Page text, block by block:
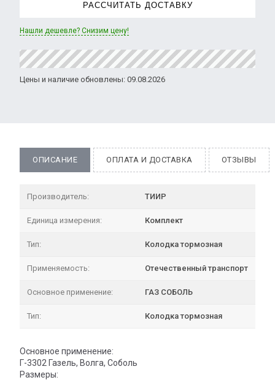
РАССЧИТАТЬ ДОСТАВКУ
Нашли дешевле? Снизим цену!
Цены и наличие обновлены: 09.08.2026
ОПИСАНИЕ ОПЛАТА И ДОСТАВКА ОТЗЫВЫ
Производитель: ТИИР
Единица измерения: Комплект
Тип: Колодка тормозная
Применяемость: Отечественный транспорт
Основное применение: ГАЗ СОБОЛЬ
Тип: Колодка тормозная
Основное применение:
Г-3302 Газель, Волга, Соболь
Размеры: